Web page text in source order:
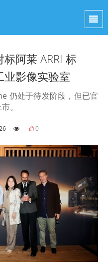
阿莱 ARRI 标
业影像实验室
仍处于待发阶段，但已官
。
0